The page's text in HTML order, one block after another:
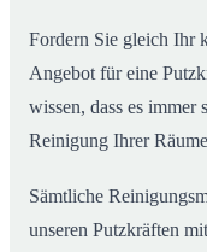
Fordern Sie gleich Ihr
Angebot für eine
wissen, dass es immer
Reinigung Ihrer
Sämtliche
unseren Putzkräften